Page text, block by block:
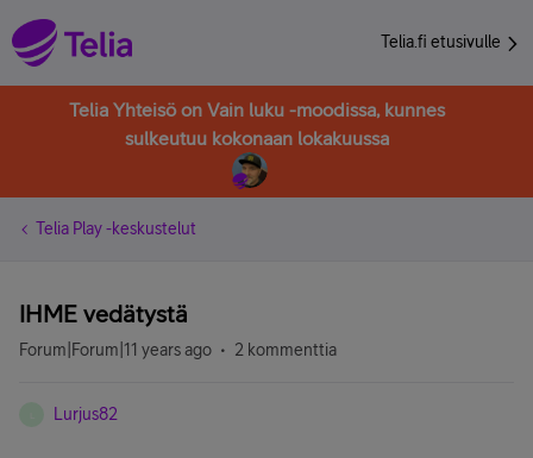
Telia.fi etusivulle
Telia Yhteisö on Vain luku -moodissa, kunnes
sulkeutuu kokonaan lokakuussa
Telia Play -keskustelut
IHME vedätystä
Forum|Forum|11 years ago 2 kommenttia
Lurjus82